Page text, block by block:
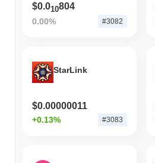
$0.010804
0.00% #3082
StarLink
$0.00000011
+0.13% #3083